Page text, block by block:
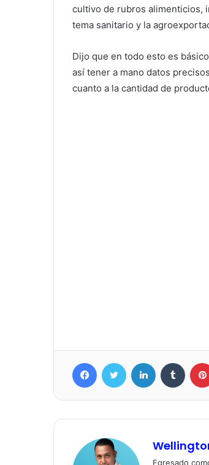
cultivo de rubros alimenticios,
tema sanitario y la
Dijo que en todo esto es
así tener a mano datos
cuanto a la cantidad de
FacebookTwitter LinkedIn Tumblr
Egresado